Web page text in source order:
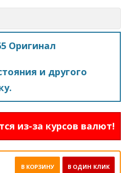
Оригинал
и другого
из-за курсов валют!
В ОДИН КЛИК
В КОРЗИНУ